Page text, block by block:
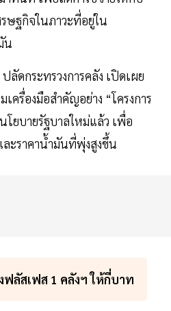
ษฐกิจในภาวะที่อยู่ใน
น
ปลัดกระทรวงการคลัง เปิดเผย
เครื่องมือสำคัญอย่าง “โครงการ
โยบายรัฐบาลใหม่แล้ว เพื่อ
ละราคาน้ำมันที่พุ่งสูงขึ้น
ฟลัสเฟส 1 คลังฯ ให้กี่บาท